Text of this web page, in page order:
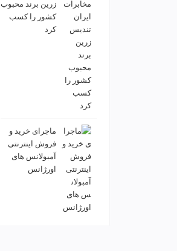
زرین برند محبوب
کشور را کسب
کرد
ماجرای خرید و
فروش اینترنتی
آمبولانس های
اورژانس